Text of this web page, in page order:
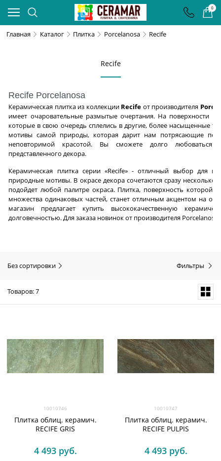
0
Главная Каталог Плитка Porcelanosa Recife
Recife
Recife Porcelanosa
Керамическая плитка из коллекции Recife от производителя
имеет очаровательные размытые очертания. На поверхности
которые в свою очередь сплелись в другие, более насыщенные
мотивы самой природы, которая дарит нам потрясающие
неповторимой красотой. Вы сможете долго
представленного декора.
Керамическая плитка серии «Recife» - отличный выбор для
природные мотивы. В окрасе декора сочетаются сразу несколько
подойдет любой палитре окраса. Плитка, поверхность которой
множества одинаковых частей, станет отличным акцентом на
магазин предлагает купить высококачественную
долговечностью. Для заказа новинок от производителя
Без сортировки Фильтры
Товаров: 7
10010746
Плитка облиц. керамич.
RECIFE GRIS
4 493 руб.
10010747
Плитка облиц. керамич.
RECIFE PULPIS
4 493 руб.